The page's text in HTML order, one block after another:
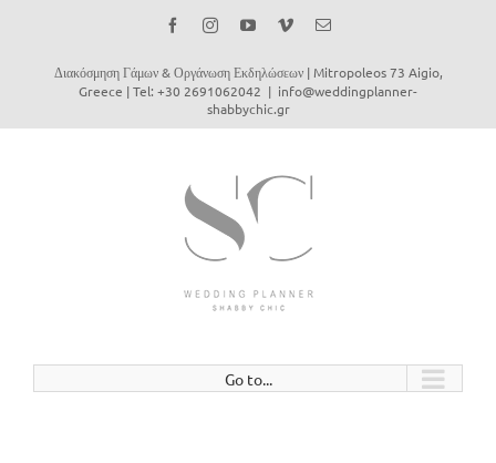
FacebookInstagramYouTubeVimeoEmail
Διακόσμηση Γάμων & Οργάνωση Εκδηλώσεων | Mitropoleos 73 Aigio,
Greece | Tel: +30 2691062042 | info@weddingplanner-
shabbychic.gr
Go to...